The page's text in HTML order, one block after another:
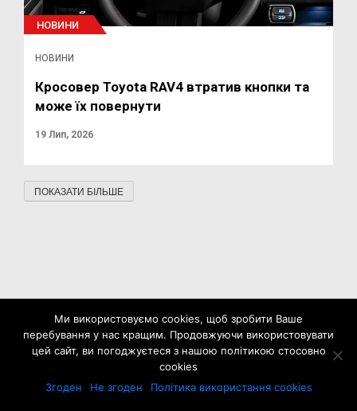
НОВИНИ
НОВИНИ
Кросовер Toyota RAV4 втратив кнопки та
може їх повернути
19 Лип, 2026
ПОКАЗАТИ БІЛЬШЕ
Ми використовуємо cookies, щоб зробити Ваше
перебування у нас кращим. Продовжуючи використовувати
цей сайт, ви погоджуєтеся з нашою політикою стосовно
cookies
Згоден
Не згоден Політика використання cookies